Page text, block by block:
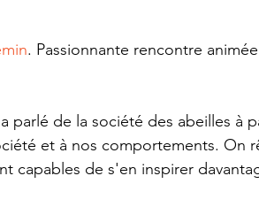
. Passionnante rencontre
parlé de la société des abeilles à
et à nos comportements. On
capables de s'en inspirer